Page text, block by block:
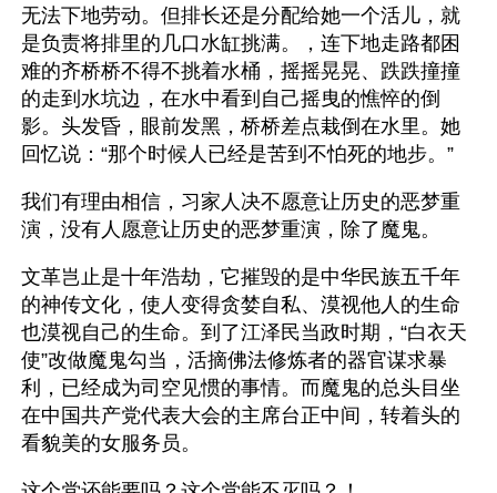
无法下地劳动。但排长还是分配给她一个活儿，就
是负责将排里的几口水缸挑满。，连下地走路都困
难的齐桥桥不得不挑着水桶，摇摇晃晃、跌跌撞撞
的走到水坑边，在水中看到自己摇曳的憔悴的倒
影。头发昏，眼前发黑，桥桥差点栽倒在水里。她
回忆说：“那个时候人已经是苦到不怕死的地步。”
我们有理由相信，习家人决不愿意让历史的恶梦重
演，没有人愿意让历史的恶梦重演，除了魔鬼。
文革岂止是十年浩劫，它摧毁的是中华民族五千年
的神传文化，使人变得贪婪自私、漠视他人的生命
也漠视自己的生命。到了江泽民当政时期，“白衣天
使”改做魔鬼勾当，活摘佛法修炼者的器官谋求暴
利，已经成为司空见惯的事情。而魔鬼的总头目坐
在中国共产党代表大会的主席台正中间，转着头的
看貌美的女服务员。